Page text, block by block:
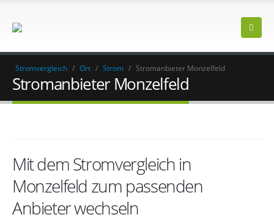
Stromvergleich / Ort / Strom / Stromanbieter Monzelfeld
Stromanbieter Monzelfeld
Mit dem Stromvergleich in
Monzelfeld zum passenden
Anbieter wechseln